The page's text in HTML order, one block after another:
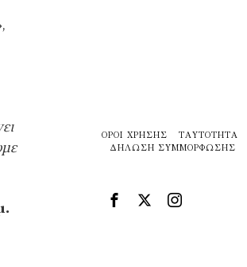
ΌΡΟΙ ΧΡΉΣΗΣ ΤΑΥΤΌΤΗΤΑ
ΔΉΛΩΣΗ ΣΥΜΜΌΡΦΩΣΗΣ